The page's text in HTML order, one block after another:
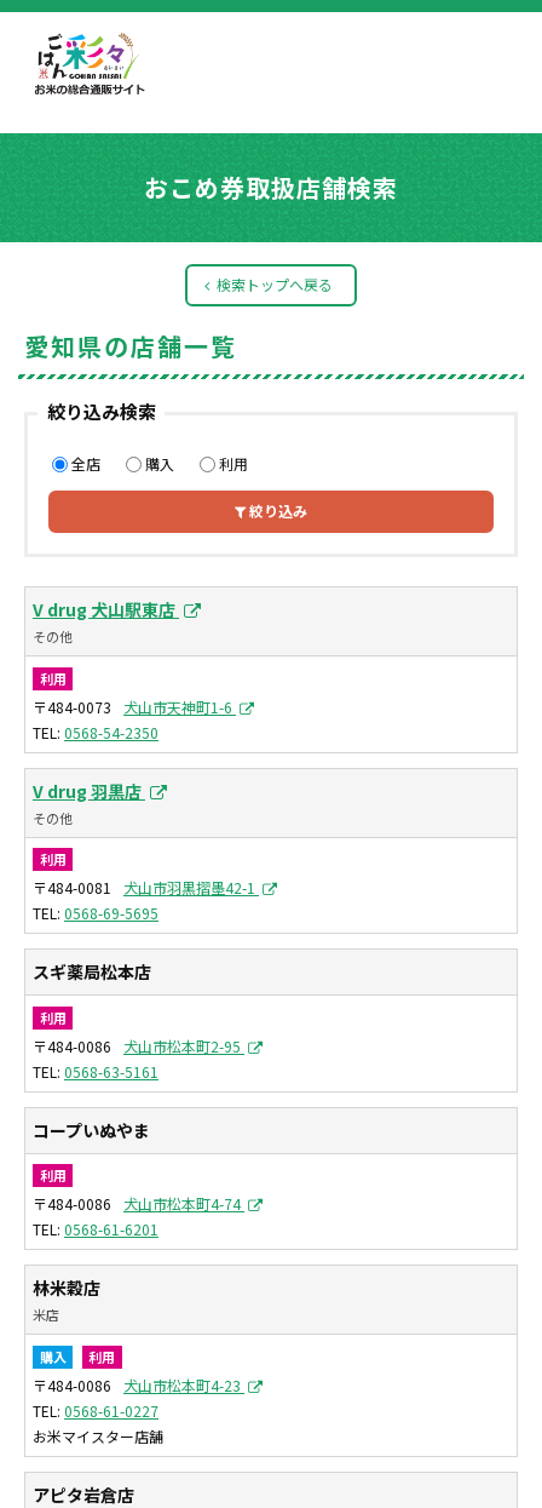
おこめ券取扱店舗検索
検索トップへ戻る
愛知県の店舗一覧
絞り込み検索
全店 購入 利用
絞り込み
V drug 犬山駅東店
その他
利用
〒484-0073
犬山市天神町1-6
0568-54-2350
V drug 羽黒店
その他
利用
〒484-0081
犬山市羽黒摺墨42-1
0568-69-5695
スギ薬局松本店
利用
〒484-0086
犬山市松本町2-95
0568-63-5161
コープいぬやま
利用
〒484-0086
犬山市松本町4-74
0568-61-6201
林米穀店
米店
購入 利用
〒484-0086
犬山市松本町4-23
0568-61-0227
お米マイスター店舗
アピタ岩倉店